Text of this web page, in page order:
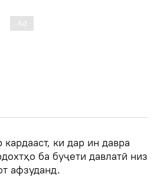
ки дар ин давра
ба буҷети давлатӣ низ
афзуданд.